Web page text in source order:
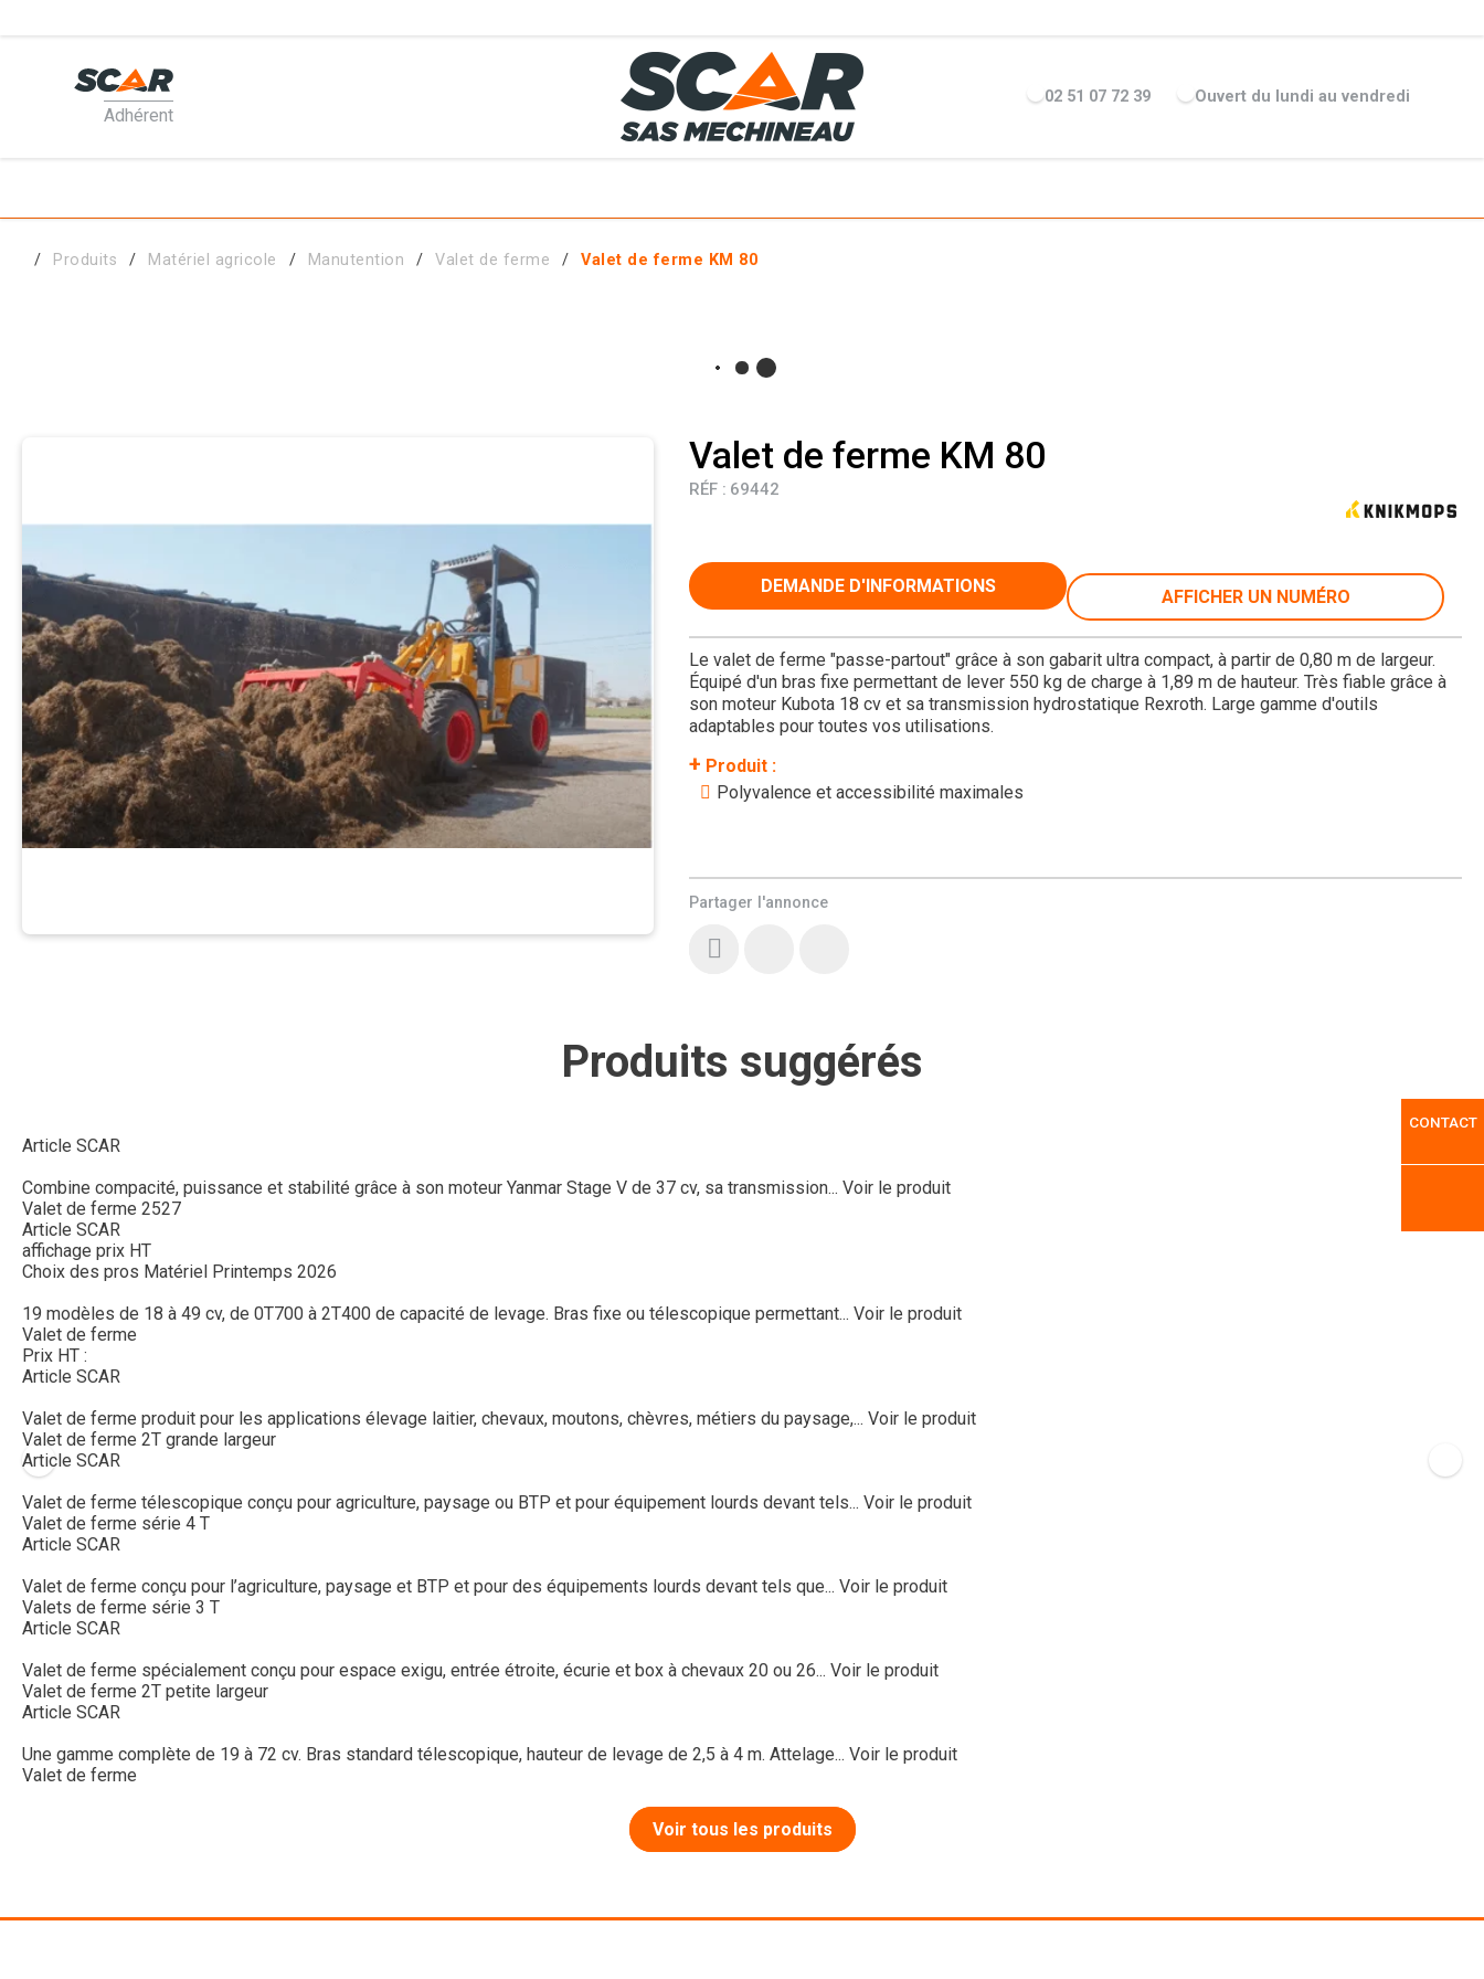
Adhérent
02 51 07 72 39 Ouvert du lundi au vendredi
Produits Matériel agricole Manutention Valet de ferme Valet de ferme KM 80
Valet de ferme KM 80
RÉF : 69442
+ Produit :
Polyvalence et accessibilité maximales
Partager l'annonce
Le valet de ferme "passe-partout" grâce à son gabarit ultra compact, à partir de 0,80 m de largeur.
Équipé d'un bras fixe permettant de lever 550 kg de charge à 1,89 m de hauteur. Très fiable grâce à
son moteur Kubota 18 cv et sa transmission hydrostatique Rexroth. Large gamme d'outils
adaptables pour toutes vos utilisations.
DEMANDE D'INFORMATIONS
AFFICHER UN NUMÉRO
Produits suggérés
Article SCAR
Combine compacité, puissance et stabilité grâce à son moteur Yanmar Stage V de 37 cv, sa transmission... Voir le produit
Valet de ferme 2527
Article SCAR
affichage prix HT
Choix des pros Matériel Printemps 2026
19 modèles de 18 à 49 cv, de 0T700 à 2T400 de capacité de levage. Bras fixe ou télescopique permettant... Voir le produit
Valet de ferme
Prix HT :
Article SCAR
Valet de ferme produit pour les applications élevage laitier, chevaux, moutons, chèvres, métiers du paysage,... Voir le produit
Valet de ferme 2T grande largeur
Article SCAR
Valet de ferme télescopique conçu pour agriculture, paysage ou BTP et pour équipement lourds devant tels... Voir le produit
Valet de ferme série 4 T
Article SCAR
Valet de ferme conçu pour l’agriculture, paysage et BTP et pour des équipements lourds devant tels que... Voir le produit
Valets de ferme série 3 T
Article SCAR
Valet de ferme spécialement conçu pour espace exigu, entrée étroite, écurie et box à chevaux 20 ou 26... Voir le produit
Valet de ferme 2T petite largeur
Article SCAR
Une gamme complète de 19 à 72 cv. Bras standard télescopique, hauteur de levage de 2,5 à 4 m. Attelage... Voir le produit
Valet de ferme
Voir tous les produits
CONTACT